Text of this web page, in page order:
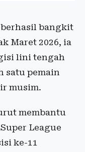
bangkit
Maret 2026, ia
lini tengah
satu pemain
musim.
membantu
League
ke-11